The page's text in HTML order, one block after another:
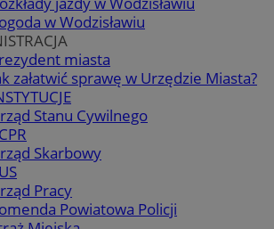
w Wodzisławiu
miasta
załatwić sprawę w Urzędzie Miasta?
Stanu Cywilnego
Skarbowy
Pracy
Powiatowa Policji